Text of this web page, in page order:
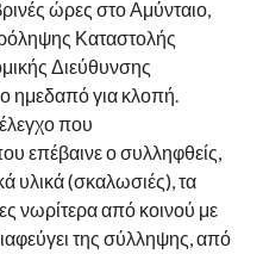
ώρες στο Αμύνταιο,
Καταστολής
Διεύθυνσης
ημεδαπό για κλοπή.
που
επέβαινε ο συλληφθείς,
υλικά (σκαλωσιές), τα
νωρίτερα από κοινού με
της σύλληψης, από